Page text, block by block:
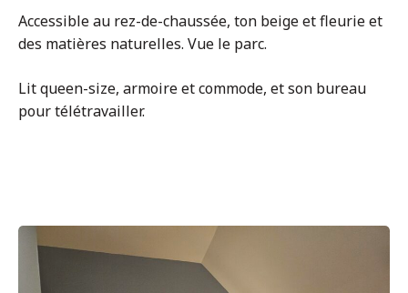
Accessible au rez-de-chaussée, ton beige et fleurie et
des matières naturelles. Vue le parc.
Lit queen-size, armoire et commode, et son bureau
pour télétravailler.